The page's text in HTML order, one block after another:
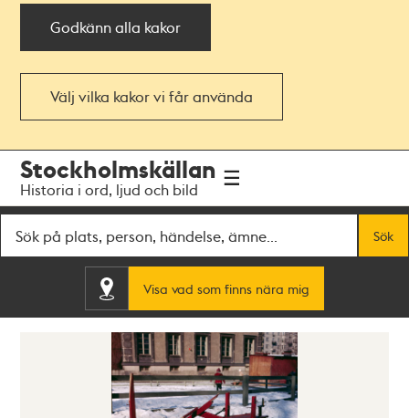
Godkänn alla kakor
Välj vilka kakor vi får använda
navigationen
huvudinnehållet
Stockholmskällan
Historia i ord, ljud och bild
Sök
Visa vad som finns nära mig